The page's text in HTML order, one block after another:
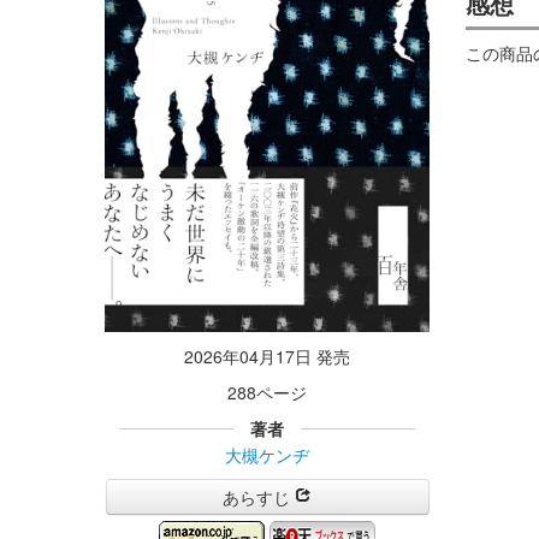
2026年04月17日 発売
288ページ
著者
大槻ケンヂ
あらすじ
この商品